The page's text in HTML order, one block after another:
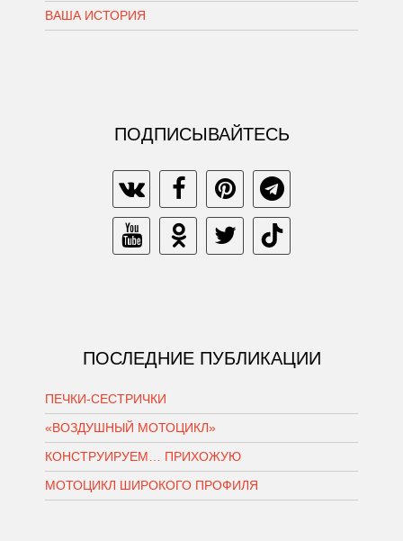
ВАША ИСТОРИЯ
ПОДПИСЫВАЙТЕСЬ
ПОСЛЕДНИЕ ПУБЛИКАЦИИ
ПЕЧКИ-СЕСТРИЧКИ
«ВОЗДУШНЫЙ МОТОЦИКЛ»
КОНСТРУИРУЕМ… ПРИХОЖУЮ
МОТОЦИКЛ ШИРОКОГО ПРОФИЛЯ